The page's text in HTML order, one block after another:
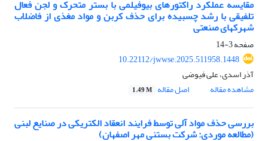
مقایسه ‎عملکرد‎ راکتور‎های ‎بیوفیلمی با بستر متحرک و لجن‎ فعال
‎تلفیقی با رشد ‎چسبیده برای حذف‎ کربن و مواد ‎مغذی از فاضلاب
صفحه3-14
10.22112/jwwse.2025.511958.1448
آذر اسدی، علی فیوضی
مشاهده مقاله
اصل مقاله 1.49 M
بررسی حذف مواد آلی توسط فرایند انعقاد الکتریکی در صنایع لبنی
(مطالعه موردی: شرکت بستنی مهر اصفهان)